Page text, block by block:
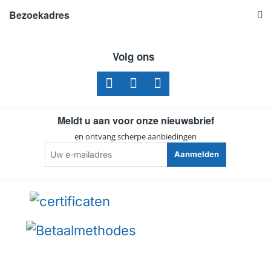
Bezoekadres
Volg ons
Meldt u aan voor onze nieuwsbrief
en ontvang scherpe aanbiedingen
e-
mailadres
Aanmelden